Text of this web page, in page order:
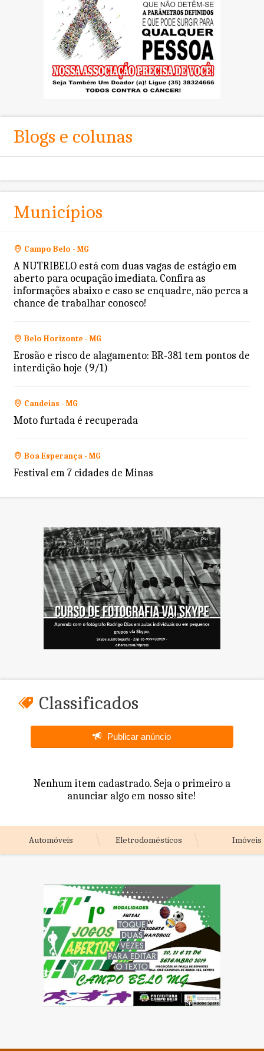
Blogs e colunas
Municípios
Campo Belo - MG
A NUTRIBELO está com duas vagas de estágio em
aberto para ocupação imediata. Confira as
informações abaixo e caso se enquadre, não perca a
chance de trabalhar conosco!
Belo Horizonte - MG
Erosão e risco de alagamento: BR-381 tem pontos de
interdição hoje (9/1)
Candeias - MG
Moto furtada é recuperada
Boa Esperança - MG
Festival em 7 cidades de Minas
Classificados
Publicar anúncio
Nenhum item cadastrado. Seja o primeiro a
anunciar algo em nosso site!
Automóveis Eletrodomésticos Imóveis